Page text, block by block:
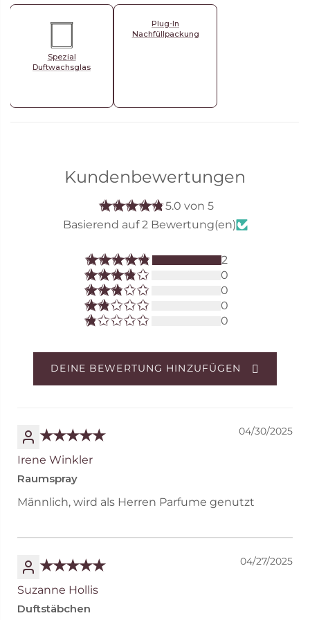
Spezial
Duftwachsglas
Plug-In
Nachfüllpackung
Kundenbewertungen
5.0 von 5
Basierend auf 2 Bewertung(en)
2
0
0
0
0
DEINE BEWERTUNG HINZUFÜGEN
04/30/2025
Irene Winkler
Raumspray
Männlich, wird als Herren Parfume genutzt
04/27/2025
Suzanne Hollis
Duftstäbchen